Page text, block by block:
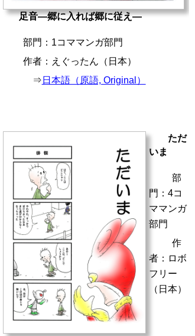
足音―郷に入れば郷に従え―
部門：1コママンガ部門
作者：えぐったん（日本）
⇒ 日本語（原語, Original）
ただ
いま
部
門：4コ
ママンガ
部門
作
者：ロボ
フリー
（日本）